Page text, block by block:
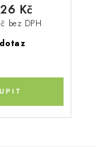
bez DPH
Kč